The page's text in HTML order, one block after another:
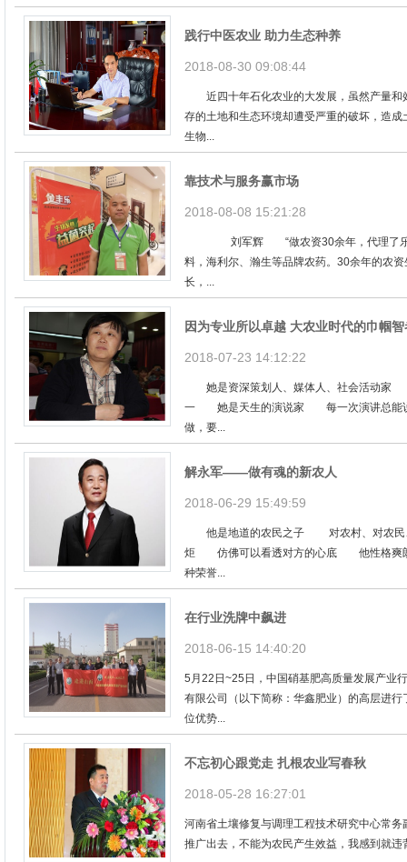
践行中医农业 助力生态种养
2018-08-30 09:08:44
近四十年石化农业的大发展，虽然产量和
存的土地和生态环境却遭受严重的破坏，造
生物...
靠技术与服务赢市场
2018-08-08 15:21:28
刘军辉 “做农资30余年，代理了乐呵
料，海利尔、瀚生等品牌农药。30余年的农
长，...
因为专业所以卓越 大农业时代的巾帼智
2018-07-23 14:12:22
她是资深策划人、媒体人、社会活动家
一 她是天生的演说家 每一次演讲总
做，要...
解永军——做有魂的新农人
2018-06-29 15:49:59
他是地道的农民之子 对农村、对农民
炬 仿佛可以看透对方的心底 他性格
种荣誉...
在行业洗牌中飙进
2018-06-15 14:40:20
5月22日~25日，中国硝基肥高质量发展产业
有限公司（以下简称：华鑫肥业）的高层进
位优势...
不忘初心跟党走 扎根农业写春秋
2018-05-28 16:27:01
河南省土壤修复与调理工程技术研究中心常
推广出去，不能为农民产生效益，我感到就